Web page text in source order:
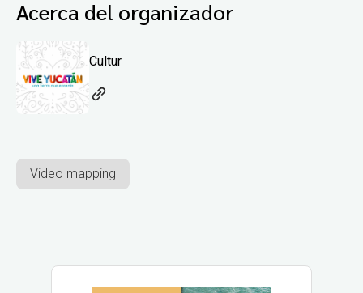
Acerca del organizador
Cultur
Video mapping